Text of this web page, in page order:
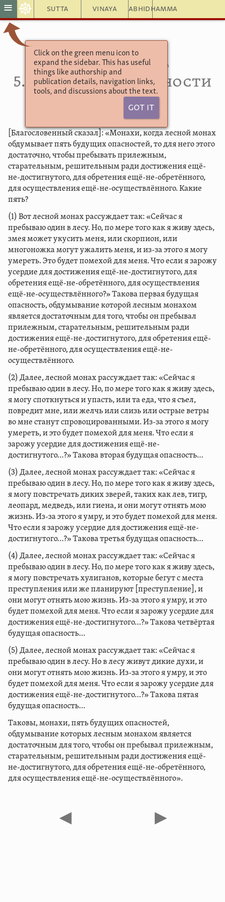
Sutta Vinaya Abhidhamma
≡ ☸
Click on the green menu icon to
expand the sidebar. This has useful
things like authorship and
publication details, navigation links,
tools, and discussions about the text.
Got It
Ангуттара Никая
Патхама анагатабхая сутта
5.77. Будущие опасности
(I)
[Благословенный сказал]: «Монахи, когда лесной монах
обдумывает пять будущих опасностей, то для него этого
достаточно, чтобы пребывать прилежным,
старательным, решительным ради достижения ещё-
не-достигнутого, для обретения ещё-не-обретённого,
для осуществления ещё-не-осуществлённого. Какие
пять?
(1) Вот лесной монах рассуждает так: «Сейчас я
пребываю один в лесу. Но, по мере того как я живу здесь,
змея может укусить меня, или скорпион, или
многоножка могут ужалить меня, и из-за этого я могу
умереть. Это будет помехой для меня. Что если я зарожу
усердие для достижения ещё-не-достигнутого, для
обретения ещё-не-обретённого, для осуществления
ещё-не-осуществлённого?» Такова первая будущая
опасность, обдумывание которой лесным монахом
является достаточным для того, чтобы он пребывал
прилежным, старательным, решительным ради
достижения ещё-не-достигнутого, для обретения ещё-
не-обретённого, для осуществления ещё-не-
осуществлённого.
(2) Далее, лесной монах рассуждает так: «Сейчас я
пребываю один в лесу. Но, по мере того как я живу здесь,
я могу споткнуться и упасть, или та еда, что я съел,
повредит мне, или желчь или слизь или острые ветры
во мне станут спровоцированными. Из-за этого я могу
умереть, и это будет помехой для меня. Что если я
зарожу усердие для достижения ещё-не-
достигнутого…?» Такова вторая будущая опасность…
(3) Далее, лесной монах рассуждает так: «Сейчас я
пребываю один в лесу. Но, по мере того как я живу здесь,
я могу повстречать диких зверей, таких как лев, тигр,
леопард, медведь, или гиена, и они могут отнять мою
жизнь. Из-за этого я умру, и это будет помехой для меня.
Что если я зарожу усердие для достижения ещё-не-
достигнутого…?» Такова третья будущая опасность…
(4) Далее, лесной монах рассуждает так: «Сейчас я
пребываю один в лесу. Но, по мере того как я живу здесь,
я могу повстречать хулиганов, которые бегут с места
преступления или же планируют [преступление], и
они могут отнять мою жизнь. Из-за этого я умру, и это
будет помехой для меня. Что если я зарожу усердие для
достижения ещё-не-достигнутого…?» Такова четвёртая
будущая опасность…
(5) Далее, лесной монах рассуждает так: «Сейчас я
пребываю один в лесу. Но в лесу живут дикие духи, и
они могут отнять мою жизнь. Из-за этого я умру, и это
будет помехой для меня. Что если я зарожу усердие для
достижения ещё-не-достигнутого…?» Такова пятая
будущая опасность…
Таковы, монахи, пять будущих опасностей,
обдумывание которых лесным монахом является
достаточным для того, чтобы он пребывал прилежным,
старательным, решительным ради достижения ещё-
не-достигнутого, для обретения ещё-не-обретённого,
для осуществления ещё-не-осуществлённого».
◀ ▶